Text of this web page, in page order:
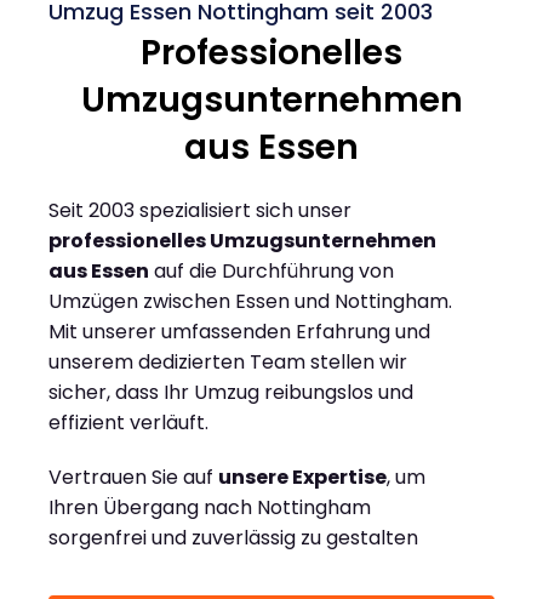
Umzug Essen Nottingham seit 2003
Professionelles
Umzugsunternehmen
aus Essen
Seit 2003 spezialisiert sich unser
professionelles Umzugsunternehmen
aus Essen auf die Durchführung von
Umzügen zwischen Essen und Nottingham.
Mit unserer umfassenden Erfahrung und
unserem dedizierten Team stellen wir
sicher, dass Ihr Umzug reibungslos und
effizient verläuft.
Vertrauen Sie auf unsere Expertise, um
Ihren Übergang nach Nottingham
sorgenfrei und zuverlässig zu gestalten